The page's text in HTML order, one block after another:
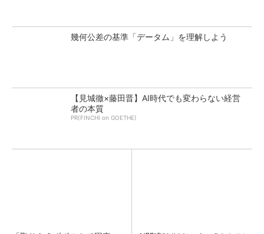
幾何公差の基準「データム」を理解しよう
【見城徹×藤田晋】AI時代でも変わらない経営
者の本質
PR(FINCHI on GOETHE)